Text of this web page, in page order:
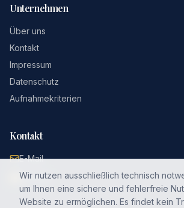
Unternehmen
Über uns
Kontakt
Impressum
Datenschutz
Aufnahmekriterien
Kontakt
E-Mail
LinkedIn
Wir nutzen ausschließlich technisch
um Ihnen eine sichere und fehlerfreie
Website zu ermöglichen. Es findet kein